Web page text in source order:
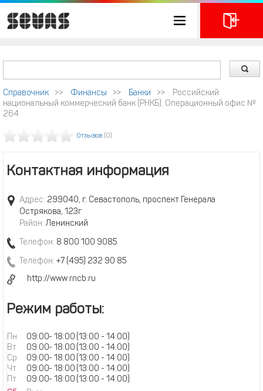
Справочник >> Финансы >> Банки >>
Российский
национальный коммерческий банк (РНКБ). Операционный офис №
264
Отзывов (0)
Контактная информация
Адрес: 299040, г. Севастополь, проспект Генерала
Острякова, 123г
Район: Ленинский
Телефон: 8 800 100 9085
Телефон: +7 (495) 232 90 85
http://www.rncb.ru
Режим работы:
Пн 09:00- 18:00 (13:00 - 14:00)
Вт
09:00- 18:00 (13:00 - 14:00)
Ср
09:00- 18:00 (13:00 - 14:00)
Чт
09:00- 18:00 (13:00 - 14:00)
Пт
09:00- 18:00 (13:00 - 14:00)